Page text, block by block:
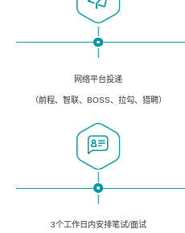
网络平台投递
（前程、智联、BOSS、拉勾、猎聘）
3个工作日内安排笔试/面试